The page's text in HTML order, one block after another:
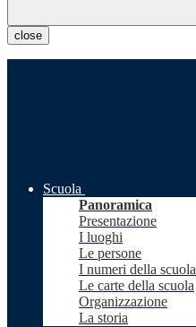
close
Scuola
Panoramica
Presentazione
I luoghi
Le persone
I numeri della scuola
Le carte della scuola
Organizzazione
La storia